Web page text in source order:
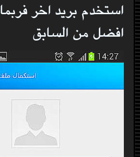
استخدم بريد اخر
افضل من السابق